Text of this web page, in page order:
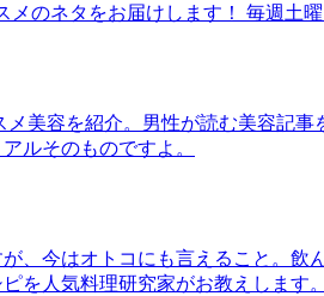
のネタをお届けします！ 毎週土曜
美容を紹介。男性が読む美容記
ルそのものですよ。
、今はオトコにも言えること。
を人気料理研究家がお教えします。